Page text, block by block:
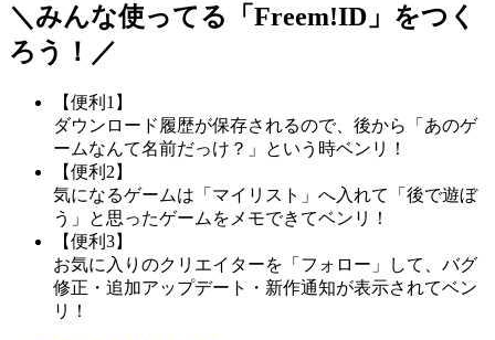
＼みんな使ってる「 Freem!ID 」をつく
ろう！／
【便利1】
ダウンロード履歴が保存されるので、後から「あのゲ
ームなんて名前だっけ？」という時ベンリ！
【便利2】
気になるゲームは「マイリスト」へ入れて「後で遊ぼ
う」と思ったゲームをメモできてベンリ！
【便利3】
お気に入りのクリエイターを「フォロー」して、バグ
修正・追加アップデート・新作通知が表示されてベン
リ！